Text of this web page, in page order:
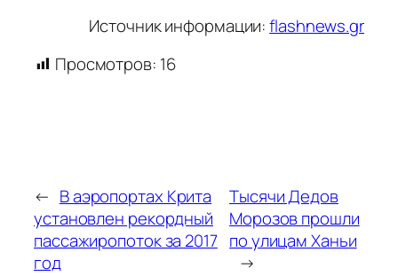
Источник информации:flashnews.gr
Просмотров: 16
← В аэропортах Крита
установлен рекордный
пассажиропоток за 2017
год
Тысячи Дедов
Морозов прошли
по улицам Ханьи
→